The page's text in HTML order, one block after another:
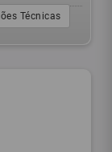
Técnicas